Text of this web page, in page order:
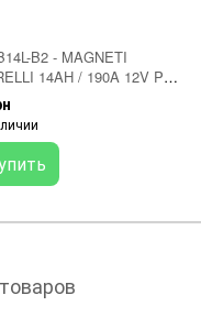
B2 - MAGNETI
14AH / 190A 12V P+
аккумуляторная